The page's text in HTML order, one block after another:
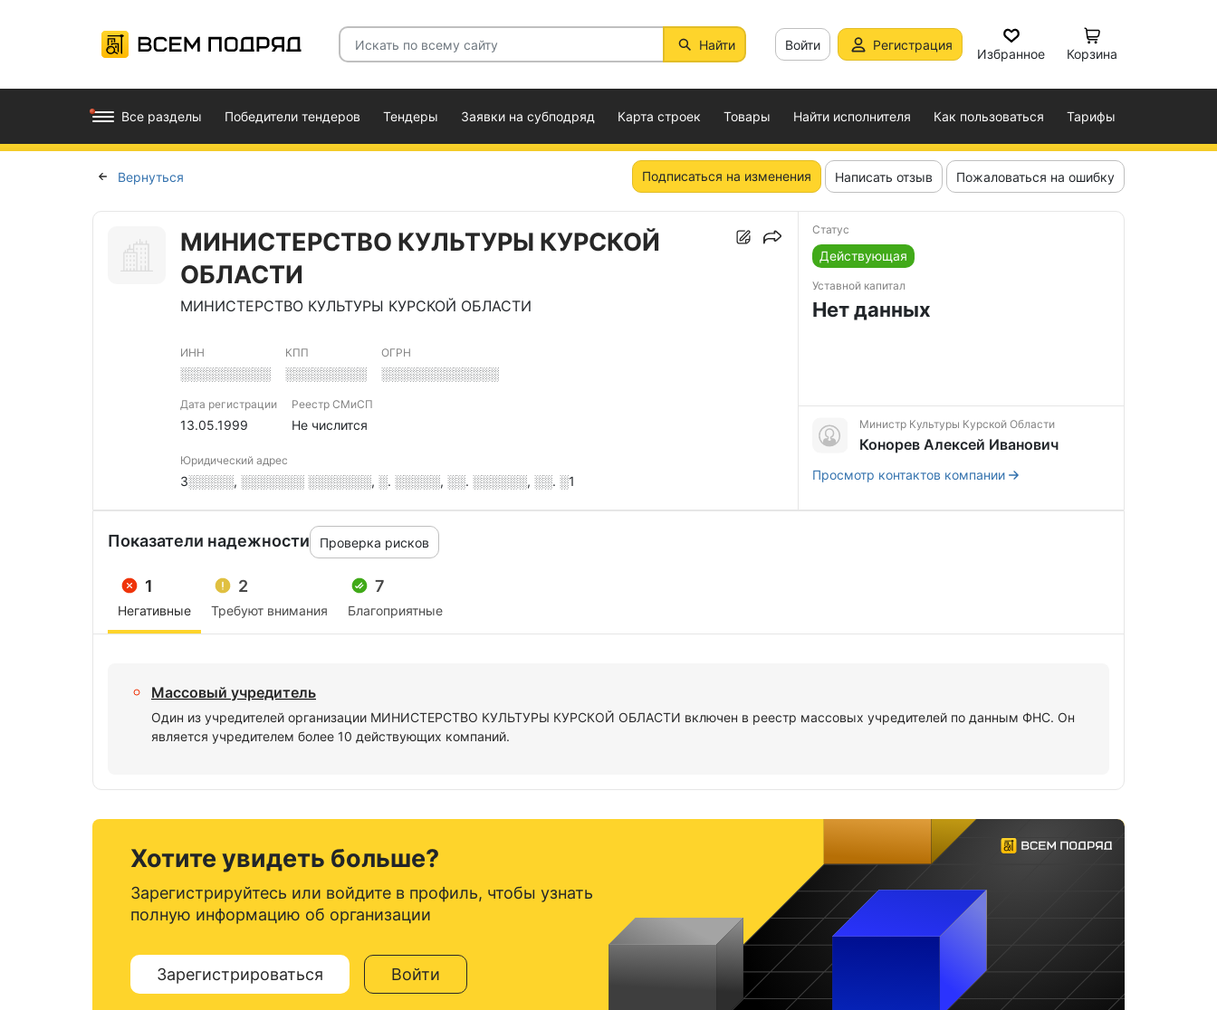
Найти Войти Регистрация
Избранное Корзина
Все разделы Победители тендеров Тендеры Заявки на субподряд Карта строек Товары Найти исполнителя Как пользоваться Тарифы
Вернуться Подписаться на изменения Написать отзыв Пожаловаться на ошибку
МИНИСТЕРСТВО КУЛЬТУРЫ КУРСКОЙ
ОБЛАСТИ
МИНИСТЕРСТВО КУЛЬТУРЫ КУРСКОЙ ОБЛАСТИ
ИНН
░░░░░░░░░░
КПП
░░░░░░░░░
ОГРН
░░░░░░░░░░░░░
Дата регистрации
13.05.1999
Реестр СМиСП
Не числится
Юридический адрес
3░░░░░, ░░░░░░░ ░░░░░░░, ░. ░░░░░, ░░. ░░░░░░, ░░. ░1
Статус
Действующая
Уставной капитал
Нет данных
Министр Культуры Курской Области
Конорев Алексей Иванович
Просмотр контактов компании
Показатели надежности Проверка рисков
1
Негативные
2
Требуют внимания
7
Благоприятные
Массовый учредитель
Один из учредителей организации МИНИСТЕРСТВО КУЛЬТУРЫ КУРСКОЙ ОБЛАСТИ включен в реестр массовых учредителей по данным ФНС. Он
является учредителем более 10 действующих компаний.
Хотите увидеть больше?
Зарегистрируйтесь или войдите в профиль, чтобы узнать
полную информацию об организации
Зарегистрироваться Войти